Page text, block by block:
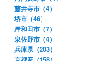
藤井寺市（4）
堺市（46）
岸和田市（7）
泉佐野市（4）
兵庫県（203）
京都府（158）